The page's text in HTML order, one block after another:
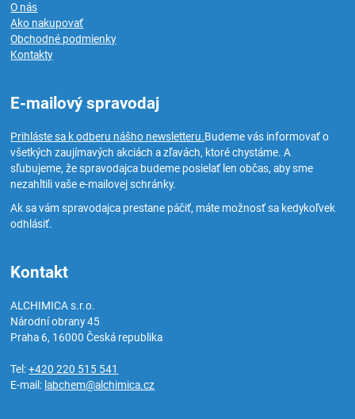
O nás
Ako nakupovať
Obchodné podmienky
Kontakty
E-mailový spravodaj
Prihláste sa k odberu nášho newsletteru.Budeme vás informovať o
všetkých zaujímavých akciách a zľavách, ktoré chystáme. A
sľubujeme, že spravodajca budeme posielať len občas, aby sme
nezahltili vaše e-mailovej schránky.
Ak sa vám spravodajca prestane páčiť, máte možnosť sa kedykoľvek
odhlásiť.
Kontakt
ALCHIMICA s.r.o.
Národní obrany 45
Praha 6, 16000Česká republika
Tel:+420 220 515 541
E-mail: labchem@alchimica.cz